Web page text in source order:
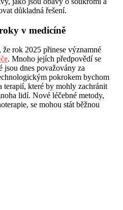
důkladná řešení.
v medicíně
rok 2025 přinese významné
. Mnoho jejích předpovědí se
jsou dnes považovány za
pokrokem bychom
které by mohly zachránit
lidí. Nové léčebné metody,
se mohou stát běžnou